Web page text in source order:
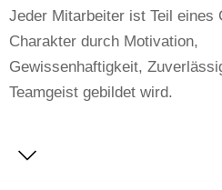
Jeder Mitarbeiter ist Teil eines
Charakter durch Motivation,
Gewissenhaftigkeit,
Teamgeist gebildet wird.